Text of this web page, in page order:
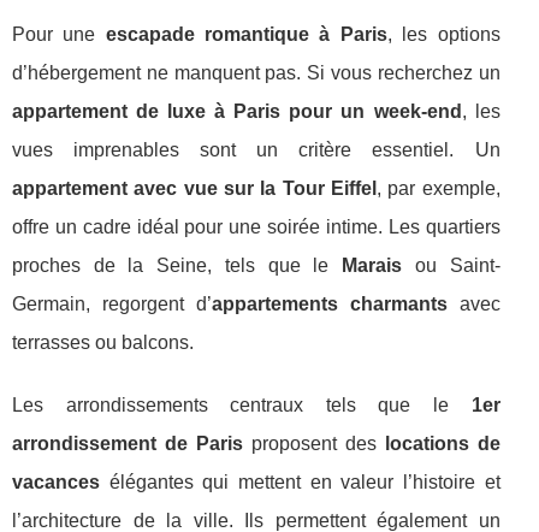
Pour une escapade romantique à Paris, les options
d’hébergement ne manquent pas. Si vous recherchez un
appartement de luxe à Paris pour un week-end , les
vues imprenables sont un critère essentiel. Un
appartement avec vue sur la Tour Eiffel , par exemple,
offre un cadre idéal pour une soirée intime. Les quartiers
proches de la Seine, tels que le
Marais ou Saint-
Germain, regorgent d’appartements charmantsavec
terrasses ou balcons.
Les arrondissements centraux tels que le 1er
arrondissement de Parisproposent des
locations de
vacances élégantes qui mettent en valeur l’histoire et
l’architecture de la ville. Ils permettent également un